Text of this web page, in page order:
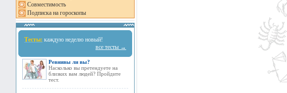
Совместимость
Подписка на гороскопы
Тесты: каждую неделю новый!
все тесты →
Ревнивы ли вы?
Насколько вы претендуете на
близких вам людей? Пройдите
тест.